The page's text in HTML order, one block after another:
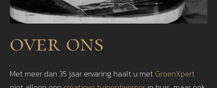
over ons
Met meer dan 35 jaar ervaring haalt u met GroenXpert